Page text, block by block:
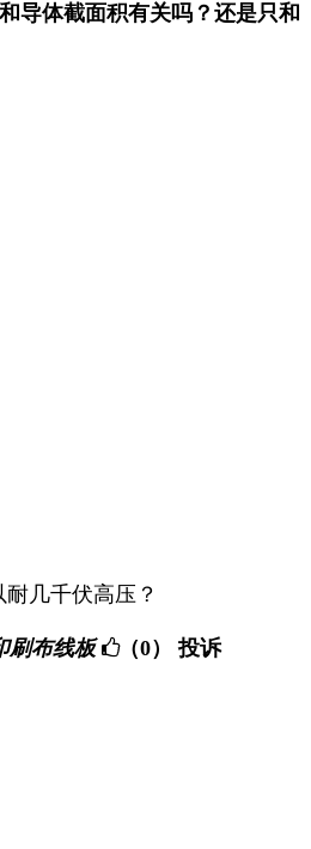
导体截面积有关吗？还是只和
几千伏高压？
刷布线板 （0） 投诉